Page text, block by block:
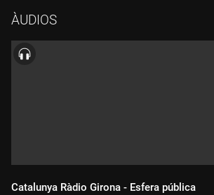
la Diputació de Lleida i alcaldessa de
Rosselló, president de la Federació
Lleida.
ÀUDIOS
Catalunya Ràdio Girona - Esfera pública